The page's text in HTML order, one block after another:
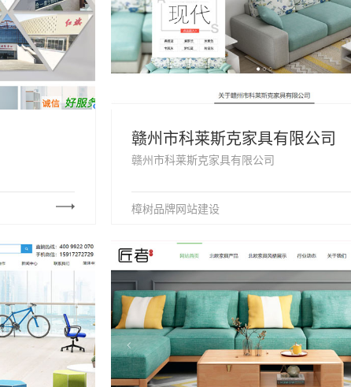
赣州市科莱斯克家具有限公司
赣州市科莱斯克家具有限公司
樟树品牌网站建设